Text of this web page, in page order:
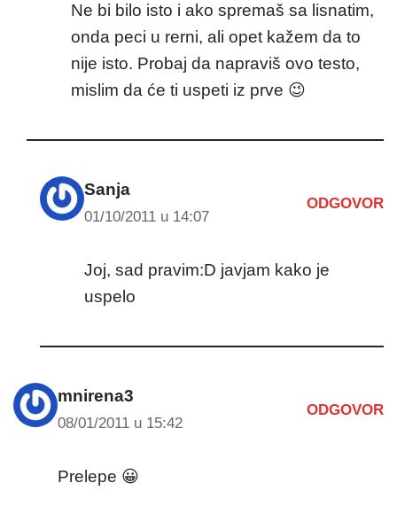
Ne bi bilo isto i ako spremaš sa lisnatim,
onda peci u rerni, ali opet kažem da to
nije isto. Probaj da napraviš ovo testo,
mislim da će ti uspeti iz prve 😉
Sanja
01/10/2011 u 14:07
ODGOVOR
Joj, sad pravim:D javjam kako je
uspelo
mnirena3
08/01/2011 u 15:42
ODGOVOR
Prelepe 😀